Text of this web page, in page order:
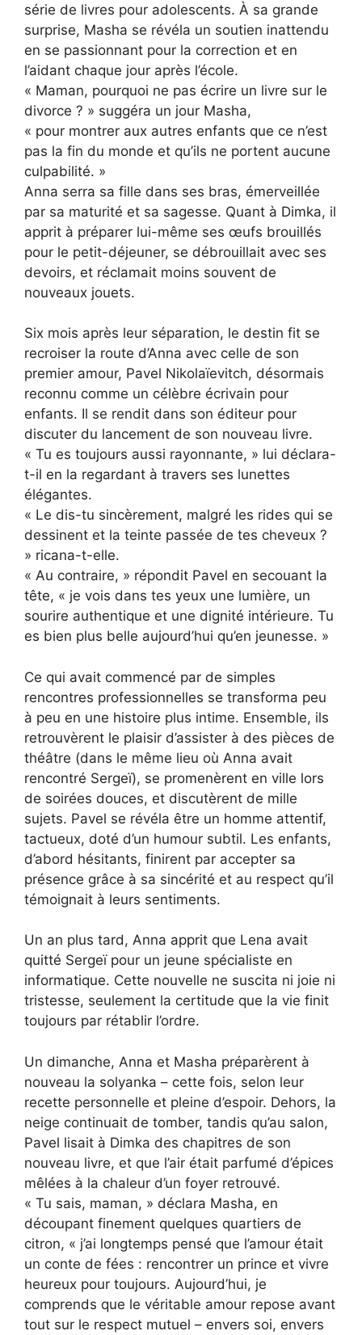
série de livres pour adolescents. À sa grande
surprise, Masha se révéla un soutien inattendu
en se passionnant pour la correction et en
l’aidant chaque jour après l’école.
« Maman, pourquoi ne pas écrire un livre sur le
divorce ? » suggéra un jour Masha,
« pour montrer aux autres enfants que ce n’est
pas la fin du monde et qu’ils ne portent aucune
culpabilité. »
Anna serra sa fille dans ses bras, émerveillée
par sa maturité et sa sagesse. Quant à Dimka, il
apprit à préparer lui-même ses œufs brouillés
pour le petit-déjeuner, se débrouillait avec ses
devoirs, et réclamait moins souvent de
nouveaux jouets.
Six mois après leur séparation, le destin fit se
recroiser la route d’Anna avec celle de son
premier amour, Pavel Nikolaïevitch, désormais
reconnu comme un célèbre écrivain pour
enfants. Il se rendit dans son éditeur pour
discuter du lancement de son nouveau livre.
« Tu es toujours aussi rayonnante, » lui déclara-
t-il en la regardant à travers ses lunettes
élégantes.
« Le dis-tu sincèrement, malgré les rides qui se
dessinent et la teinte passée de tes cheveux ?
» ricana-t-elle.
« Au contraire, » répondit Pavel en secouant la
tête, « je vois dans tes yeux une lumière, un
sourire authentique et une dignité intérieure. Tu
es bien plus belle aujourd’hui qu’en jeunesse. »
Ce qui avait commencé par de simples
rencontres professionnelles se transforma peu
à peu en une histoire plus intime. Ensemble, ils
retrouvèrent le plaisir d’assister à des pièces de
théâtre (dans le même lieu où Anna avait
rencontré Sergeï), se promenèrent en ville lors
de soirées douces, et discutèrent de mille
sujets. Pavel se révéla être un homme attentif,
tactueux, doté d’un humour subtil. Les enfants,
d’abord hésitants, finirent par accepter sa
présence grâce à sa sincérité et au respect qu’il
témoignait à leurs sentiments.
Un an plus tard, Anna apprit que Lena avait
quitté Sergeï pour un jeune spécialiste en
informatique. Cette nouvelle ne suscita ni joie ni
tristesse, seulement la certitude que la vie finit
toujours par rétablir l’ordre.
Un dimanche, Anna et Masha préparèrent à
nouveau la solyanka – cette fois, selon leur
recette personnelle et pleine d’espoir. Dehors, la
neige continuait de tomber, tandis qu’au salon,
Pavel lisait à Dimka des chapitres de son
nouveau livre, et que l’air était parfumé d’épices
mêlées à la chaleur d’un foyer retrouvé.
« Tu sais, maman, » déclara Masha, en
découpant finement quelques quartiers de
citron, « j’ai longtemps pensé que l’amour était
un conte de fées : rencontrer un prince et vivre
heureux pour toujours. Aujourd’hui, je
comprends que le véritable amour repose avant
tout sur le respect mutuel – envers soi, envers